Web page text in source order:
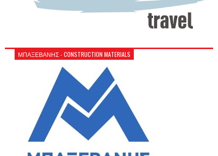
ΜΠΑΞΕΒΑΝΗΣ - CONSTRUCTION MATERIALS